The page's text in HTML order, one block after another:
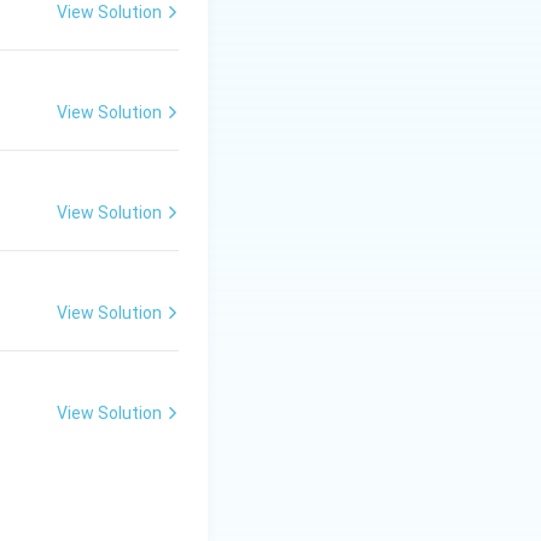
करना आवश्यक हो।
View Solution
View Solution
View Solution
View Solution
View Solution